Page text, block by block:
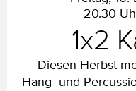
20.30
1x2
Diesen Herbst
Hang- und